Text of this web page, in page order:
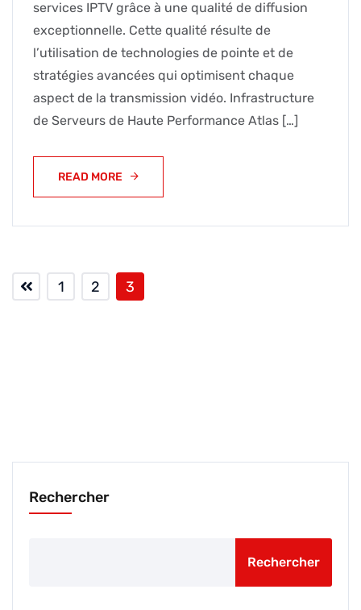
services IPTV grâce à une qualité de diffusion
exceptionnelle. Cette qualité résulte de
l’utilisation de technologies de pointe et de
stratégies avancées qui optimisent chaque
aspect de la transmission vidéo. Infrastructure
de Serveurs de Haute Performance Atlas […]
READ MORE
1 2 3
Rechercher
Rechercher